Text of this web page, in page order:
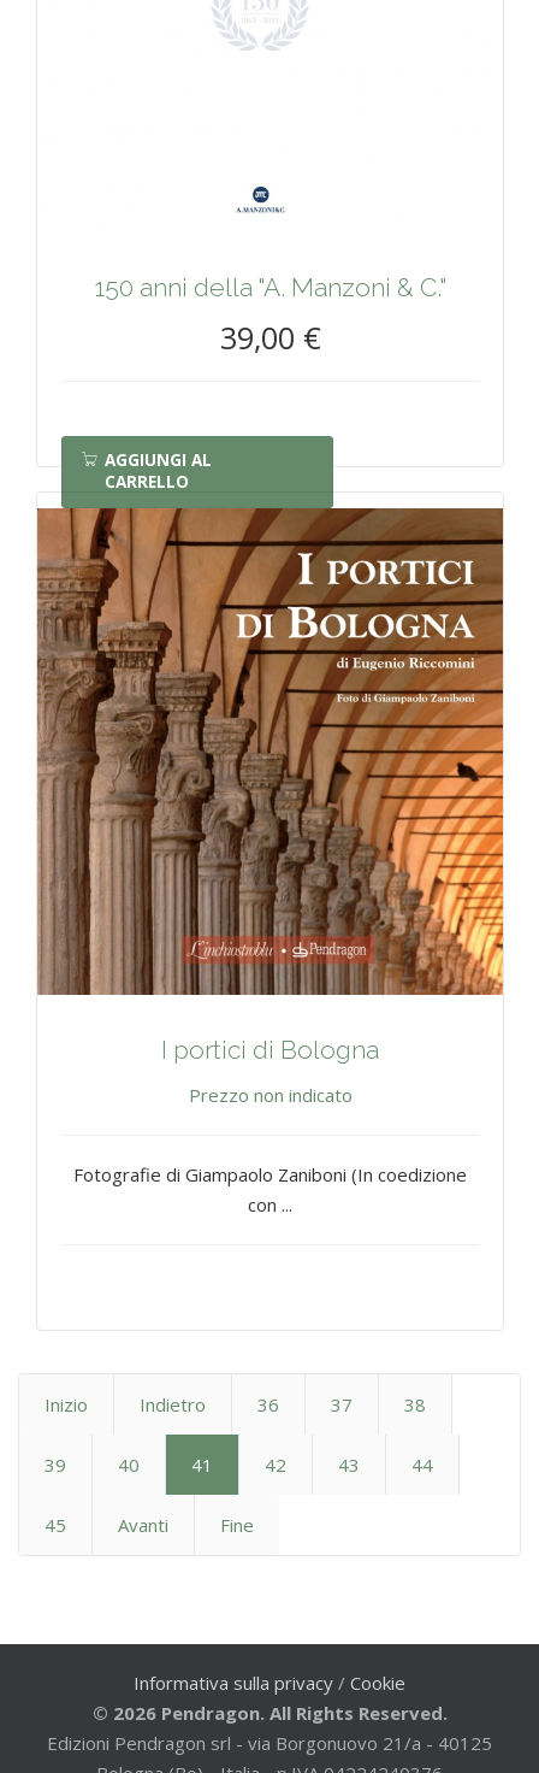
150 anni della "A. Manzoni & C."
39,00 €
AGGIUNGI AL
CARRELLO
I portici di Bologna
Prezzo non indicato
Fotografie di Giampaolo Zaniboni (In coedizione
con ...
Inizio Indietro 36 37 38
39 40 41 42 43 44
45 Avanti Fine
Informativa sulla privacy / Cookie
© 2026 Pendragon. All Rights Reserved.
Edizioni Pendragon srl - via Borgonuovo 21/a - 40125